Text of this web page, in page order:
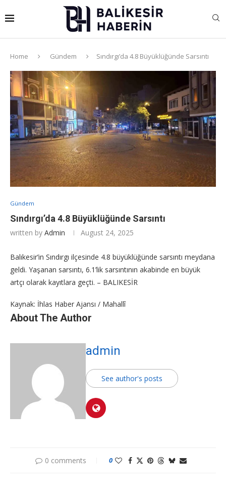
Home Gündem Sındırgı’da 4.8 Büyüklüğünde Sarsıntı
Gündem
Sındırgı’da 4.8 Büyüklüğünde Sarsıntı
written by Admin August 24, 2025
Balıkesir’in Sındırgı ilçesinde 4.8 büyüklüğünde sarsıntı meydana
geldi. Yaşanan sarsıntı, 6.1’lik sarsıntının akabinde en büyük
artçı olarak kayıtlara geçti. – BALIKESİR
Kaynak: İhlas Haber Ajansı / Mahallî
About The Author
admin
See author's posts
0 comments 0